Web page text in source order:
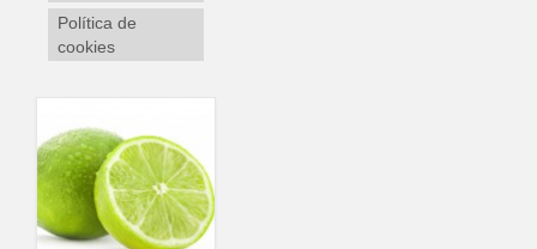
Política de
cookies